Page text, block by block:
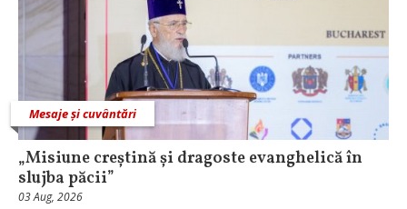
Mesaje și cuvântări
„Misiune creștină și dragoste evanghelică în
slujba păcii”
03 Aug, 2026